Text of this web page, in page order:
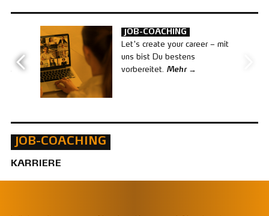
JOB-COACHING
Let's create your career – mit
uns bist Du bestens
vorbereitet. Mehr
JOB-COACHING
KARRIERE